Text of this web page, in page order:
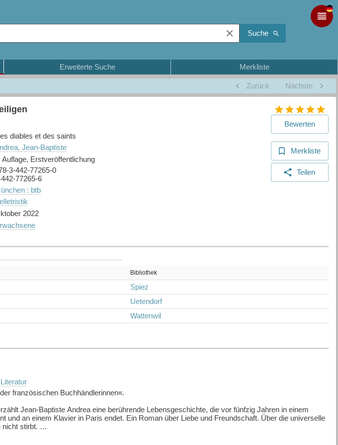
Suche
Erweiterte Suche Merkliste
Zurück Nächste
diables et des saints
Jean-Baptiste
Auflage, Erstveröffentlichung
3-442-77265-0
77265-6
: btb
2022
Bewerten
Merkliste
Teilen
Bibliothek
Spiez
Uetendorf
Wattenwil
französischen Buchhändlerinnen«.
Jean-Baptiste Andrea eine berührende Lebensgeschichte, die vor fünfzig Jahren in einem
und an einem Klavier in Paris endet. Ein Roman über Liebe und Freundschaft. Über die universelle
nicht stirbt.